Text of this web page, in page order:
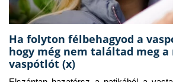
Ha folyton félbehagyod a
hogy még nem találtad meg a
vaspótlót (x)